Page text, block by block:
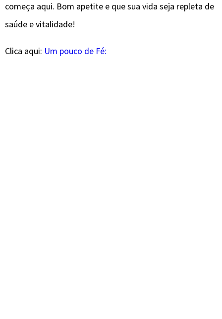
começa aqui. Bom apetite e que sua vida seja repleta de
saúde e vitalidade!
Clica aqui: Um pouco de Fé: